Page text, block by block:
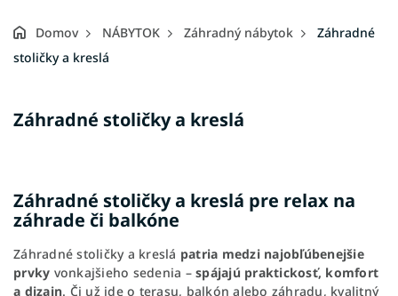
Domov NÁBYTOK Záhradný nábytok
Záhradné
stoličky a kreslá
o
p
a
e
l
Záhradné stoličky a kreslá
Záhradné stoličky a kreslá pre relax na
záhrade či balkóne
Záhradné stoličky a kreslá patria medzi najobľúbenejšie
prvky vonkajšieho sedenia – spájajú praktickosť, komfort
a dizajn. Či už ide o terasu, balkón alebo záhradu, kvalitný